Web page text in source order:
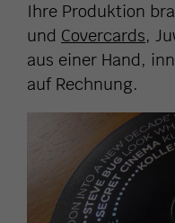
Ihre Produktion
und Covercards,
aus einer Hand,
auf Rechnung.